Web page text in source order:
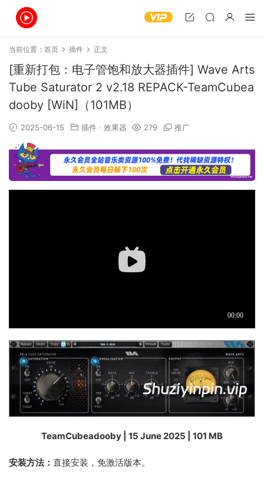
当前位置： 首页 插件 正文
[重新打包：电子管饱和放大器插件] Wave Arts
Tube Saturator 2 v2.18 REPACK-TeamCubea
dooby [WiN]（101MB）
2025-06-15 插件 · 效果器 279 推广
TeamCubeadooby | 15 June 2025 | 101 MB
安装方法： 直接安装，免激活版本。